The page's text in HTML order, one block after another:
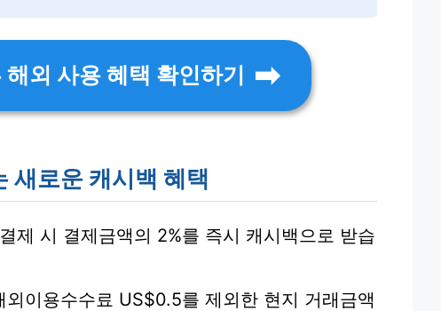
외 사용 혜택 확인하기
새로운 캐시백 혜택
제 시 결제금액의 2%를 즉시 캐시백으로 받습
이용수수료 US$0.5를 제외한 현지 거래금액